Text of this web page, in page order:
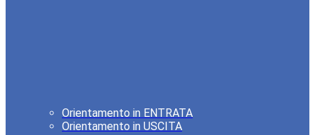
Orientamento in ENTRATA
Orientamento in USCITA